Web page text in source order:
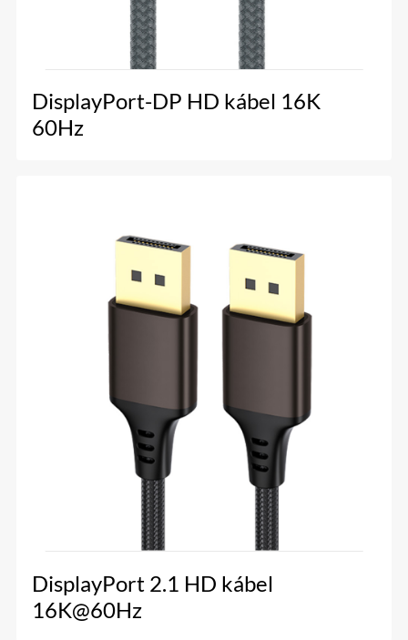
DisplayPort-DP HD kábel 16K
60Hz
DisplayPort 2.1 HD kábel
16K@60Hz